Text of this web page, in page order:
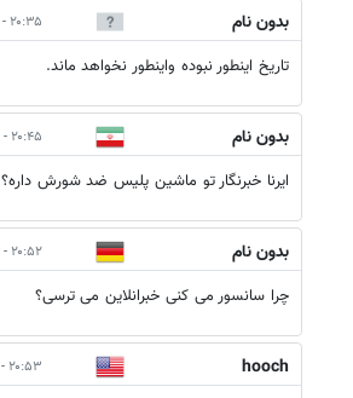
بدون نام ۲۰:۳۵ - ۱۳۸۹/۱۲/۰۱
تاريخ اينطور نبوده واينطور نخواهد ماند.
بدون نام ۲۰:۴۵ - ۱۳۸۹/۱۲/۰۱
ایرنا خبرنگار تو ماشین پلیس ضد شورش داره؟
بدون نام ۲۰:۵۲ - ۱۳۸۹/۱۲/۰۱
چرا سانسور می کنی خبرانلاین می ترسی؟
hooch ۲۰:۵۳ - ۱۳۸۹/۱۲/۰۱